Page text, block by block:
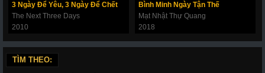
3 Ngày Để Yêu, 3 Ngày Để Chết
The Next Three Days
2010
Bình Minh Ngày Tận Thế
Mạt Nhật Thự Quang
2018
TÌM THEO: